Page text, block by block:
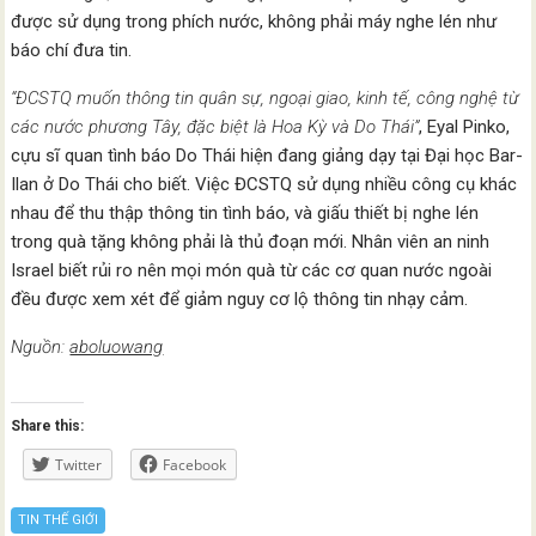
được sử dụng trong phích nước, không phải máy nghe lén như
báo chí đưa tin.
“ĐCSTQ muốn thông tin quân sự, ngoại giao, kinh tế, công nghệ từ
các nước phương Tây, đặc biệt là Hoa Kỳ và Do Thái”, Eyal Pinko,
cựu sĩ quan tình báo Do Thái hiện đang giảng dạy tại Đại học Bar-
Ilan ở Do Thái cho biết. Việc ĐCSTQ sử dụng nhiều công cụ khác
nhau để thu thập thông tin tình báo, và giấu thiết bị nghe lén
trong quà tặng không phải là thủ đoạn mới. Nhân viên an ninh
Israel biết rủi ro nên mọi món quà từ các cơ quan nước ngoài
đều được xem xét để giảm nguy cơ lộ thông tin nhạy cảm.
Nguồn:aboluowang
Share this:
Twitter Facebook
TIN THẾ GIỚI